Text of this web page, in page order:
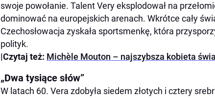
swoje powołanie. Talent Very eksplodował na
dominować na europejskich arenach. Wkrótce cały
Czechosłowacja zyskała sportsmenkę, która
polityk.
|Czytaj też: Michèle Mouton – najszybsza kobieta
„Dwa tysiące słów”
W latach 60. Vera zdobyła siedem złotych i cztery